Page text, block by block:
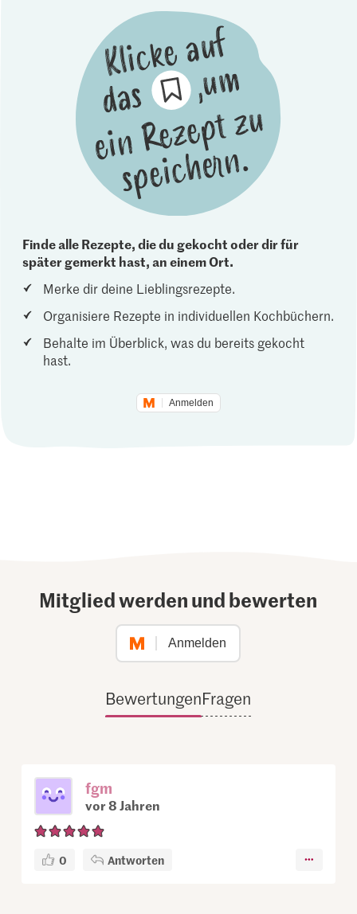
Finde alle Rezepte, die du gekocht oder dir für
später gemerkt hast, an einem Ort.
Merke dir deine Lieblingsrezepte.
Organisiere Rezepte in individuellen Kochbüchern.
Behalte im Überblick, was du bereits gekocht
hast.
Anmelden
Mitglied werden und bewerten
Anmelden
BewertungenFragen
fgm
vor 8 Jahren
0 Antworten